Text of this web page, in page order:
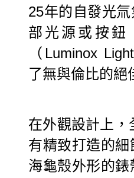
25年的自發光
部光源或按鈕
（Luminox
了無與倫比的絕
在外觀設計上，
有精致打造的細
海龜殼外形的